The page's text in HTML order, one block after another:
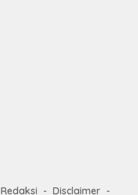
Redaksi Disclaimer